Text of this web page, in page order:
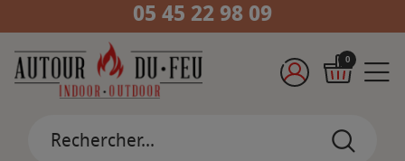
05 45 22 98 09
0